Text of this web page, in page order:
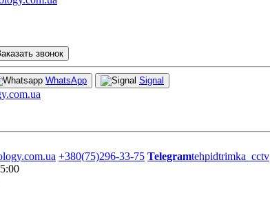
звонок
WhatsApp Signal
+380(75)296-33-75 Telegramtehpidtrimka_cctv